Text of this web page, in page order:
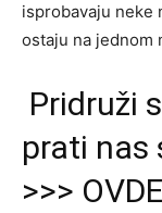
isprobavaju neke
ostaju na jednom
Pridruži
prati nas
>>>